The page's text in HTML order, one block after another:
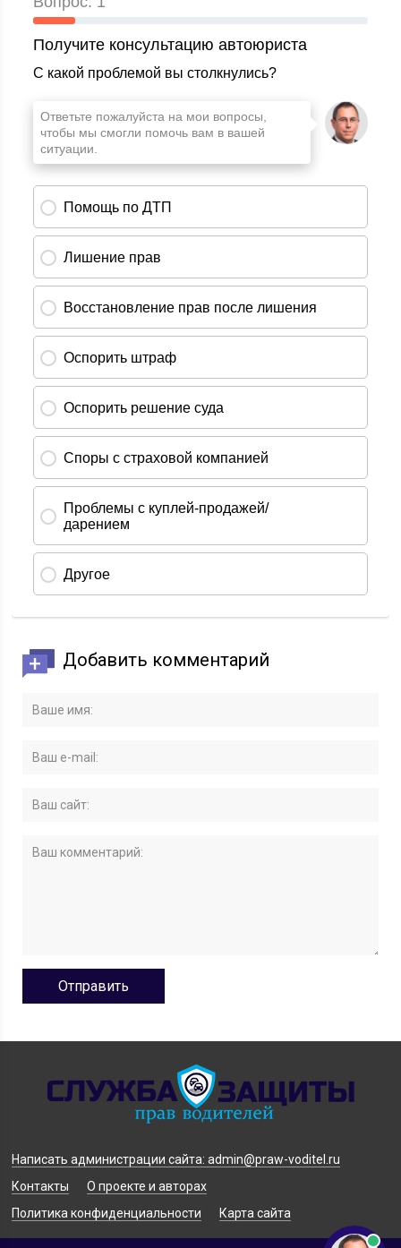
Добавить комментарий
Написать администрации сайта: admin@praw-voditel.ru
Контакты
О проекте и авторах
Политика конфиденциальности
Карта сайта